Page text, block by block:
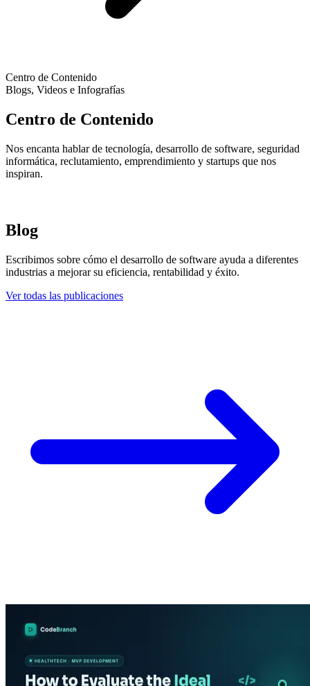
Centro de Contenido
Blogs, Videos e Infografías
Centro de Contenido
Nos encanta hablar de tecnología, desarrollo de software, seguridad
informática, reclutamiento, emprendimiento y startups que nos
inspiran.
Blog
Escribimos sobre cómo el desarrollo de software ayuda a diferentes
industrias a mejorar su eficiencia, rentabilidad y éxito.
Ver todas las publicaciones